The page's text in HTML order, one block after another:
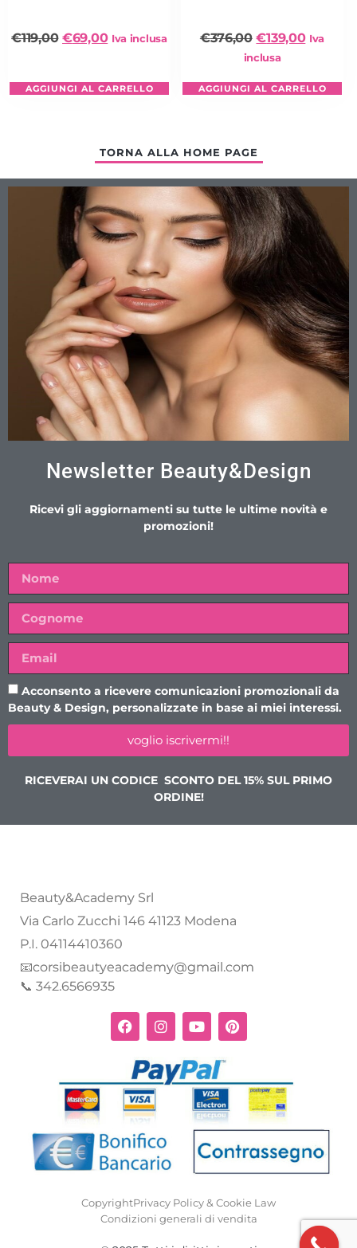
€119,00 €69,00 Iva inclusa
AGGIUNGI AL CARRELLO
€376,00 €139,00 Iva
inclusa
AGGIUNGI AL CARRELLO
TORNA ALLA HOME PAGE
Newsletter Beauty&Design
Ricevi gli aggiornamenti su tutte le ultime novità e
promozioni!
Acconsento a ricevere comunicazioni promozionali da
Beauty & Design, personalizzate in base ai miei interessi.
voglio iscrivermi!!
RICEVERAI UN CODICE SCONTO DEL 15% SUL PRIMO
ORDINE!
Beauty&Academy Srl
Via Carlo Zucchi 146 41123 Modena
P.I. 04114410360
📧corsibeautyeacademy@gmail.com
📞 342.6566935
CopyrightPrivacy Policy & Cookie Law
Condizioni generali di vendita